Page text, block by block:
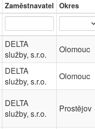
Zaměstnavatel Okres
DELTA
služby, s.r.o.
Olomouc
DELTA
služby, s.r.o.
Olomouc
DELTA
služby, s.r.o.
Prostějov